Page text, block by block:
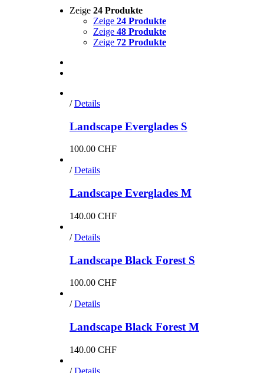
Zeige 24 Produkte
Zeige 24 Produkte
Zeige 48 Produkte
Zeige 72 Produkte
/ Details
Landscape Everglades S
100.00 CHF
/ Details
Landscape Everglades M
140.00 CHF
/ Details
Landscape Black Forest S
100.00 CHF
/ Details
Landscape Black Forest M
140.00 CHF
/ Details